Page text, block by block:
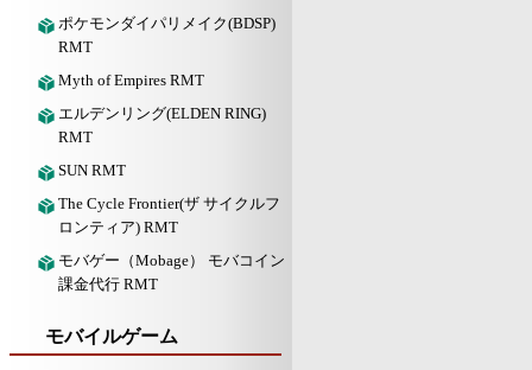
ポケモンダイパリメイク(BDSP)
RMT
Myth of Empires RMT
エルデンリング(ELDEN RING)
RMT
SUN RMT
The Cycle Frontier(ザ サイクルフ
ロンティア) RMT
モバゲー（Mobage） モバコイン
課金代行 RMT
モバイルゲーム